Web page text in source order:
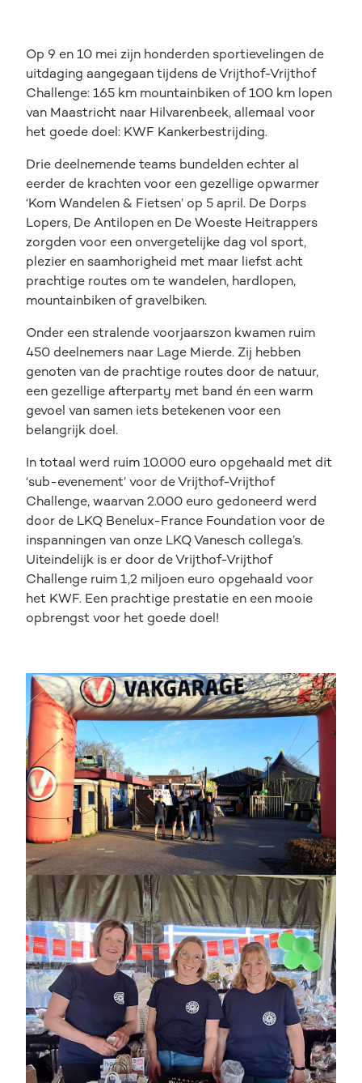
Op 9 en 10 mei zijn honderden sportievelingen de
uitdaging aangegaan tijdens de Vrijthof-Vrijthof
Challenge: 165 km mountainbiken of 100 km lopen
van Maastricht naar Hilvarenbeek, allemaal voor
het goede doel: KWF Kankerbestrijding.
Drie deelnemende teams bundelden echter al
eerder de krachten voor een gezellige opwarmer
‘Kom Wandelen & Fietsen’ op 5 april. De Dorps
Lopers, De Antilopen en De Woeste Heitrappers
zorgden voor een onvergetelijke dag vol sport,
plezier en saamhorigheid met maar liefst acht
prachtige routes om te wandelen, hardlopen,
mountainbiken of gravelbiken.
Onder een stralende voorjaarszon kwamen ruim
450 deelnemers naar Lage Mierde. Zij hebben
genoten van de prachtige routes door de natuur,
een gezellige afterparty met band én een warm
gevoel van samen iets betekenen voor een
belangrijk doel.
In totaal werd ruim 10.000 euro opgehaald met dit
‘sub-evenement’ voor de Vrijthof-Vrijthof
Challenge, waarvan 2.000 euro gedoneerd werd
door de LKQ Benelux-France Foundation voor de
inspanningen van onze LKQ Vanesch collega’s.
Uiteindelijk is er door de Vrijthof-Vrijthof
Challenge ruim 1,2 miljoen euro opgehaald voor
het KWF. Een prachtige prestatie en een mooie
opbrengst voor het goede doel!